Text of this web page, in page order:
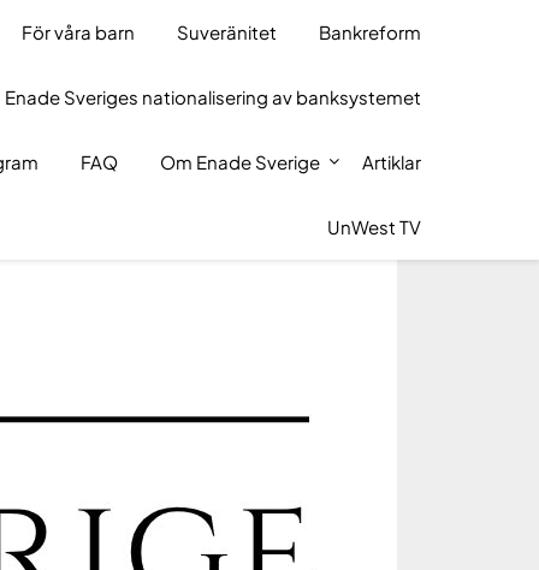
För våra barn Suveränitet Bankreform
Sveriges nationalisering av banksystemet
FAQ Om Enade Sverige Artiklar
UnWest TV